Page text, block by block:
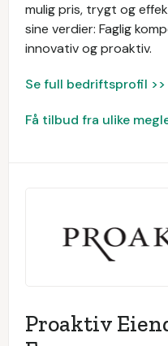
mulig pris, trygt og
sine verdier: Faglig
innovativ og proaktiv.
Se full bedriftsprofil >>
Få tilbud fra ulike
Proaktiv